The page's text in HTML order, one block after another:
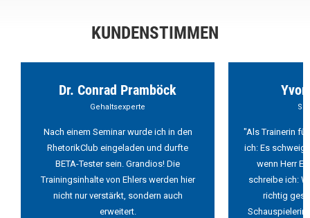
KUNDENSTIMMEN
Dr. Conrad Pramböck
Gehaltsexperte
Nach einem Seminar wurde ich in den
RhetorikClub eingeladen und durfte
BETA-Tester sein. Grandios! Die
Trainingsinhalte von Ehlers werden hier
nicht nur verstärkt, sondern auch
erweitert.
"Als Trainerin
ich: Es
wenn Herr
schreibe ich:
richtig
Schauspielerin